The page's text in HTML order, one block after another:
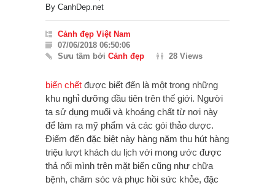
By CanhDep.net
Cảnh đẹp Việt Nam
07/06/2018 06:50:06
Sưu tầm bởi Cảnh đẹp 28 Views
biển chết được biết đến là một trong những
khu nghỉ dưỡng đầu tiên trên thế giới. Người
ta sử dụng muối và khoáng chất từ nơi này
để làm ra mỹ phẩm và các gói thảo dược.
Điểm đến đặc biệt này hàng năm thu hút hàng
triệu lượt khách du lịch với mong ước được
thả nổi mình trên mặt biển cũng như chữa
bệnh, chăm sóc và phục hồi sức khỏe, đặc